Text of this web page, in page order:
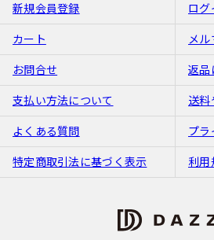
新規会員登録 ログ
カート メ
お問合せ 返品
支払い方法について 送料
よくある質問 プラ
特定商取引法に基づく表示 利用